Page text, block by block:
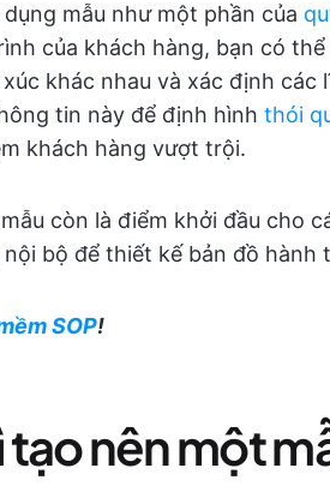
mẫu như một phần của
của khách hàng, bạn có
khác nhau và xác định các
tin này để định hình thói
khách hàng vượt trội.
còn là điểm khởi đầu cho
bộ để thiết kế bản đồ
SOP!
nên một